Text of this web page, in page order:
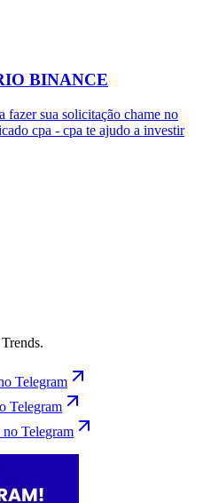
BINANCE
fazer sua solicitação chame no
cpa - cpa te ajudo a investir
Telegram
Telegram
Telegram